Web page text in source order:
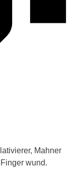
Mahner
wund.